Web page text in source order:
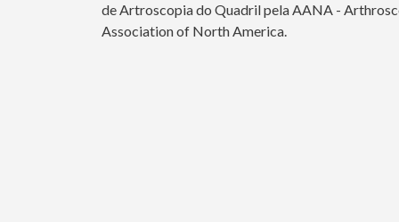
de Artroscopia do Quadril pela AANA -
Association of North America.